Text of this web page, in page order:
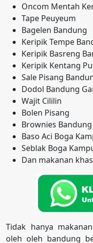
Oncom Mentah
Tape Peuyeum
Bagelen Bandung
Keripik Tempe
Keripik Basreng
Keripik Kentang
Sale Pisang
Dodol Bandung
Wajit Cililin
Bolen Pisang
Brownies Bandung
Baso Aci Boga
Seblak Boga
Dan makanan
Tidak hanya
oleh oleh bandung